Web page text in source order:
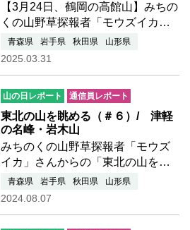
【3月24日、鶴岡の高館山】みちの
くの山野草探報者「モウズイカ」
さんからの「春のお花図鑑」をお
届けします。 ▲ ▽
そろそろ終盤モード、カタクリ
や…つづきを読む
青森県 岩手県 秋田県 山形県
2025.03.31
山の日レポート 通信員レポート
東北の山を眺める（＃６）/ 津軽
の名峰・岩木山
みちのくの山野草探報者「モウズ
イカ」さんからの「東北の山を眺
める」シリーズ6回目（最終回）で
す。 ▲ ▽ ▲ ▽ 鳥
青森県 岩手県 秋田県 山形県
2024.08.07